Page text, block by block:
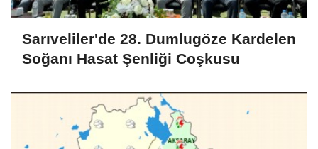
Sarıveliler'de 28. Dumlugöze Kardelen
Soğanı Hasat Şenliği Coşkusu